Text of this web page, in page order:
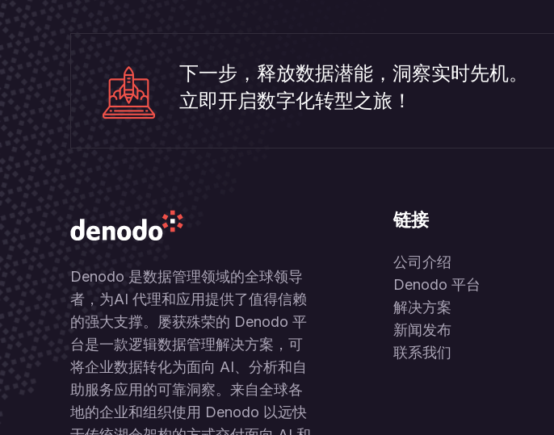
下一步，释放数据潜能，洞察实时先机。
立即开启数字化转型之旅！
Denodo 是数据管理领域的全球领导
者，为AI 代理和应用提供了值得信赖
的强大支撑。屡获殊荣的 Denodo 平
台是一款逻辑数据管理解决方案，可
将企业数据转化为面向 AI、分析和自
助服务应用的可靠洞察。来自全球各
地的企业和组织使用 Denodo 以远快
链接
公司介绍
Denodo 平台
解决方案
新闻发布
联系我们